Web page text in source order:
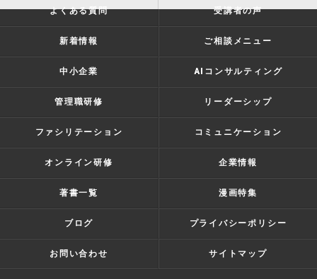
よくある質問 受講者の声
新着情報 ご相談メニュー
中小企業 AIコンサルティング
管理職研修 リーダーシップ
ファシリテーション コミュニケーション
オンライン研修 企業情報
著書一覧 漫画特集
ブログ プライバシーポリシー
お問い合わせ サイトマップ